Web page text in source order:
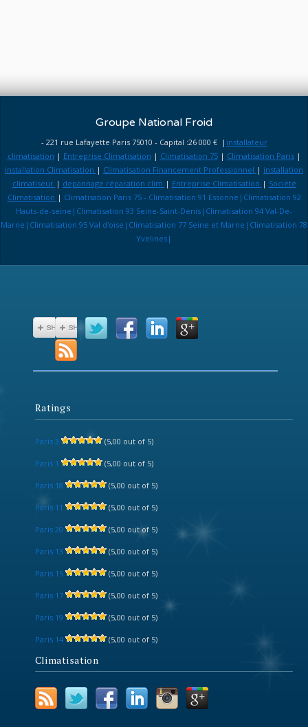
Groupe National Froid
- 221 rue Lafayette Paris 75010 - Capital :26 000 € | installateur
climatisation | Entreprise Climatisation | Climatisation 75| Climatisation Paris|
installation Climatisation | Climatisation Financement Professionnel | installation
climatiseur | depannage réparation clim | Entreprise Climatisation | Société
Climatisation | Climatisation Paris 75 - Climatisation 91 Essonne|Climatisation 92
Hauts-de-seine|Climatisation 93 Seine-Saint-Denis|Climatisation 94 Val-De-
Marne|Climatisation 95 Val d'oise|Climatisation 77 Seine et Marne|Climatisation 78
Yvelines|
Ratings
Paris 3 (5,00 out of 5)
Paris 1 (5,00 out of 5)
Paris 18 (5,00 out of 5)
Paris 11 (5,00 out of 5)
Paris 20 (5,00 out of 5)
Paris 13 (5,00 out of 5)
Paris 15 (5,00 out of 5)
Paris 17 (5,00 out of 5)
Paris 19 (5,00 out of 5)
Paris 14 (5,00 out of 5)
Climatisation